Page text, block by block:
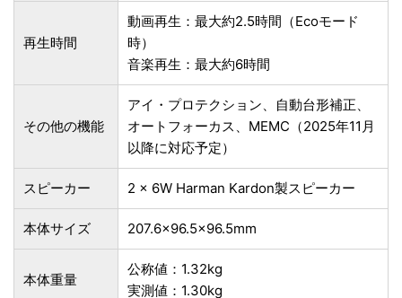
再生時間
動画再生：最大約2.5時間（Ecoモード
時）
音楽再生：最大約6時間
その他の機能
アイ・プロテクション、自動台形補正、
オートフォーカス、MEMC（2025年11月
以降に対応予定）
スピーカー 2 × 6W Harman Kardon製スピーカー
本体サイズ 207.6×96.5×96.5mm
本体重量
公称値：1.32kg
実測値：1.30kg